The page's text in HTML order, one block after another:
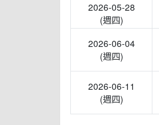
2026-05-28
(週四)
2026-06-04
(週四)
2026-06-11
(週四)